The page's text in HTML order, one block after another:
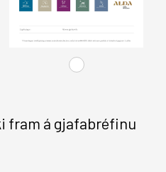
fram á gjafabréfinu